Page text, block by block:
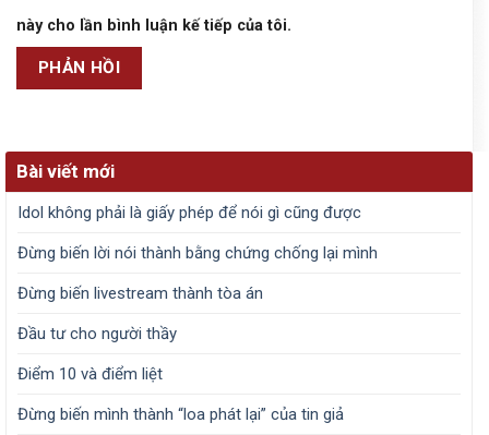
này cho lần bình luận kế tiếp của tôi.
Bài viết mới
Idol không phải là giấy phép để nói gì cũng được
Đừng biến lời nói thành bằng chứng chống lại mình
Đừng biến livestream thành tòa án
Đầu tư cho người thầy
Điểm 10 và điểm liệt
Đừng biến mình thành “loa phát lại” của tin giả